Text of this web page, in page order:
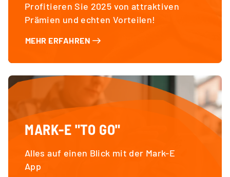
Profitieren Sie 2025 von attraktiven
Prämien und echten Vorteilen!
MEHR ERFAHREN
MARK-E "TO GO"
Alles auf einen Blick mit der Mark-E
App